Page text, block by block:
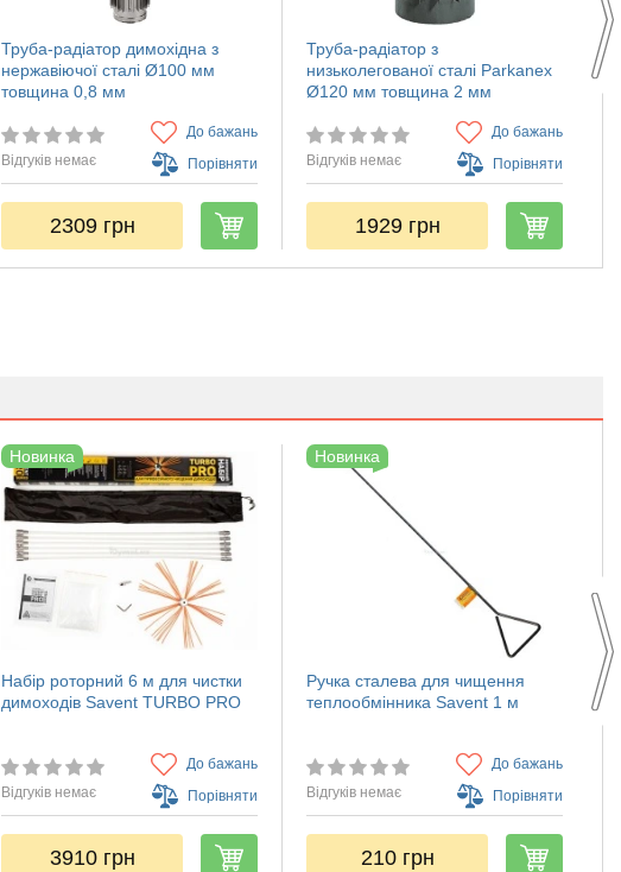
Труба-радіатор з
низьколегованої сталі Parkanex
Ø120 мм товщина 2 мм
Відгуків немає
До бажань
Порівняти
1929 грн
Труба-радіатор димохідна з
нержавіючої сталі Ø100 мм
товщина 0,8 мм
Відгуків немає
До бажань
Порівняти
2309 грн
Новинка
Ручка сталева для чищення
теплообмінника Savent 1 м
Відгуків немає
До бажань
Порівняти
210 грн
Новинка
Набір роторний 6 м для чистки
димоходів Savent TURBO PRO
Відгуків немає
До бажань
Порівняти
3910 грн